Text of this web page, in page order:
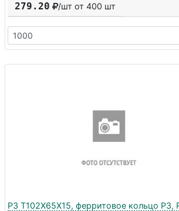
279.20 /шт от 400 шт
P3 T102X65X15, ферритовое кольцо P3,